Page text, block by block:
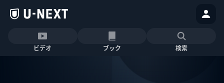
ビデオ ブック 検索